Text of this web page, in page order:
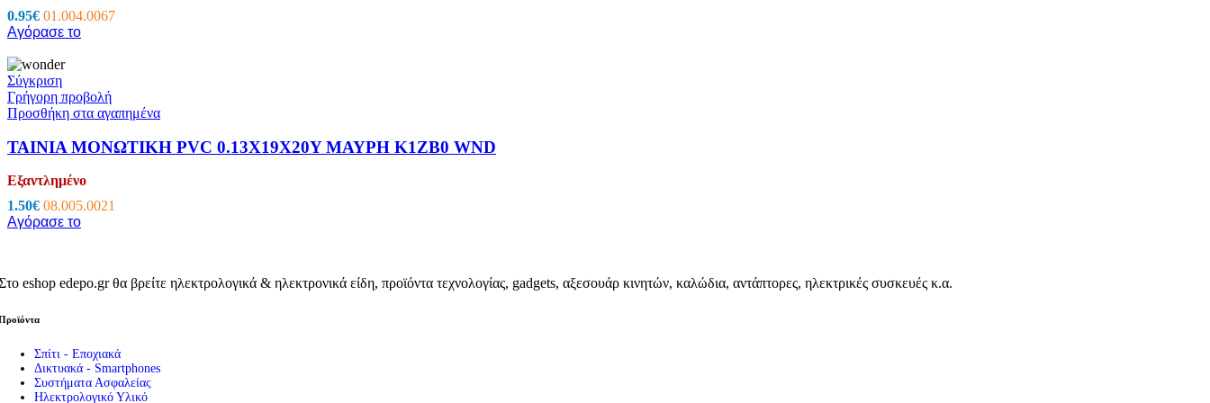
Εργαλεία
Παρελκόμενα Service
Εργαλεία – Όργανα – Αυτοκίνητο
Φακοί
0.95€ 01.004.0067
Αγόρασε το
Σύγκριση
Γρήγορη προβολή
Προσθήκη στα αγαπημένα
ΤΑΙΝΙΑ ΜΟΝΩΤΙΚΗ PVC 0.13X19X20Y ΜΑΥΡΗ K1ZB0 WND
Εξαντλημένο
1.50€ 08.005.0021
Αγόρασε το
eshop edepo.gr θα βρείτε ηλεκτρολογικά & ηλεκτρονικά είδη, προϊόντα τεχνολογίας, gadgets, αξεσουάρ κινητών, καλώδια, αντάπτορες, ηλεκτρικές συσκευές κ.α.
Σπίτι - Εποχιακά
Δικτυακά - Smartphones
Συστήματα Ασφαλείας
Ηλεκτρολογικό Υλικό